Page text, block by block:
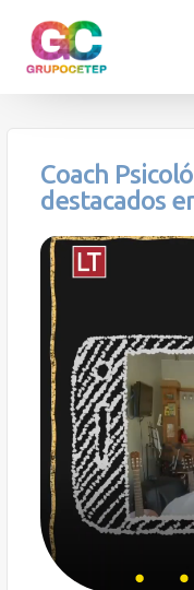
Coach
destacados